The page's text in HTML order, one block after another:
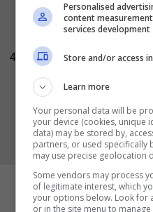
4
l’aroma. Versate i
aggiungete anche il
delicatamente e
Personalised
content
services development
Store and/or access
Learn more
Your personal data will be
your device (cookies, unique
data) may be stored by,
partners, or used specifically
may use precise geolocation
Some vendors may process
of legitimate interest, which
your options below. Look for
or in the site menu to